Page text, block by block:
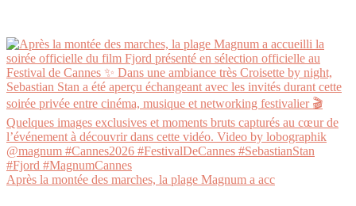
Après la montée des marches, la plage Magnum a acc